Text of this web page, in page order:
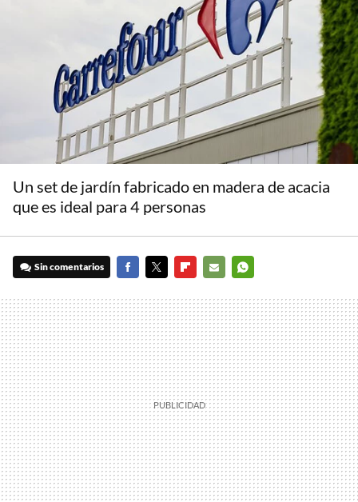
Un set de jardín fabricado en madera de acacia
que es ideal para 4 personas
Sin comentarios
MAIL